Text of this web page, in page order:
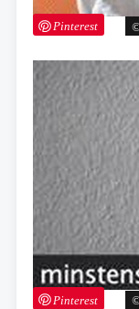
Pinterest
Pinterest